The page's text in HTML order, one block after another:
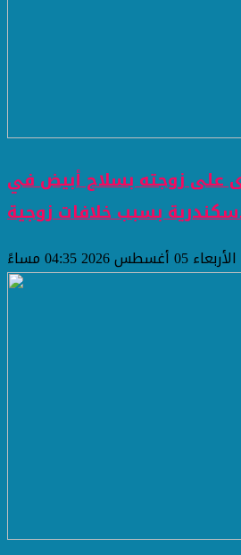
زوجته بسلاح أبيض في
بسبب خلافات زوجية
الأربعاء 05 أغسطس 2026 04:35 مساءً